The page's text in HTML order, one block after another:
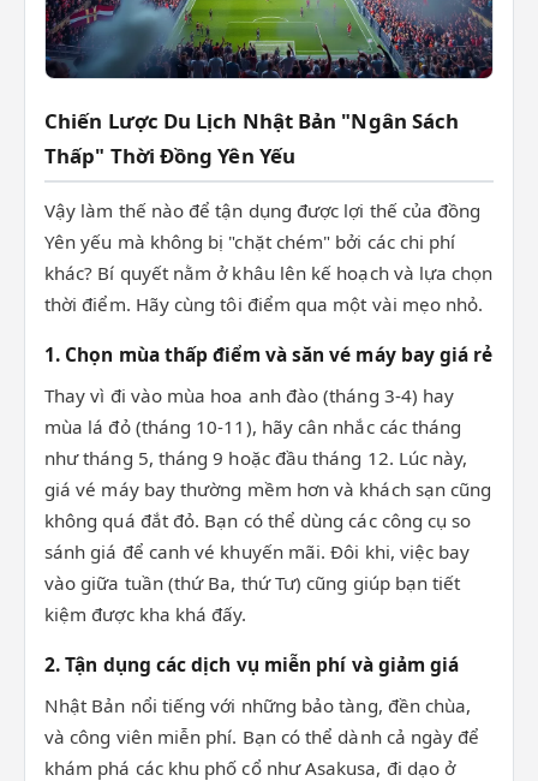
Chiến Lược Du Lịch Nhật Bản "Ngân Sách
Thấp" Thời Đồng Yên Yếu
Vậy làm thế nào để tận dụng được lợi thế của đồng
Yên yếu mà không bị "chặt chém" bởi các chi phí
khác? Bí quyết nằm ở khâu lên kế hoạch và lựa chọn
thời điểm. Hãy cùng tôi điểm qua một vài mẹo nhỏ.
1. Chọn mùa thấp điểm và săn vé máy bay giá rẻ
Thay vì đi vào mùa hoa anh đào (tháng 3-4) hay
mùa lá đỏ (tháng 10-11), hãy cân nhắc các tháng
như tháng 5, tháng 9 hoặc đầu tháng 12. Lúc này,
giá vé máy bay thường mềm hơn và khách sạn cũng
không quá đắt đỏ. Bạn có thể dùng các công cụ so
sánh giá để canh vé khuyến mãi. Đôi khi, việc bay
vào giữa tuần (thứ Ba, thứ Tư) cũng giúp bạn tiết
kiệm được kha khá đấy.
2. Tận dụng các dịch vụ miễn phí và giảm giá
Nhật Bản nổi tiếng với những bảo tàng, đền chùa,
và công viên miễn phí. Bạn có thể dành cả ngày để
khám phá các khu phố cổ như Asakusa, đi dạo ở